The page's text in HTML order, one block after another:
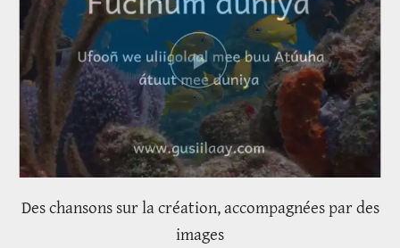
Des chansons sur la création, accompagnées par des
images